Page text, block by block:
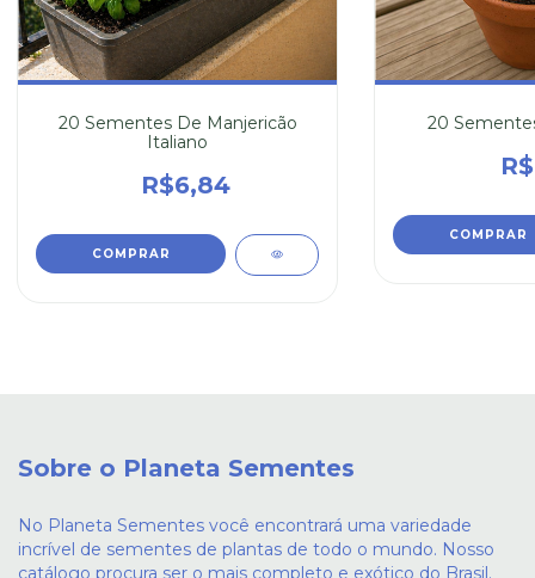
20 Sementes De Manjericão
Italiano
R$6,84
20
Sobre o Planeta Sementes
No Planeta Sementes você encontrará uma variedade
incrível de sementes de plantas de todo o mundo. Nosso